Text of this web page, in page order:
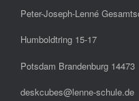
Peter-Joseph-Lenné
Humboldtring 15-17
Potsdam Brandenburg 14473
deskcubes@lenne-schule.de